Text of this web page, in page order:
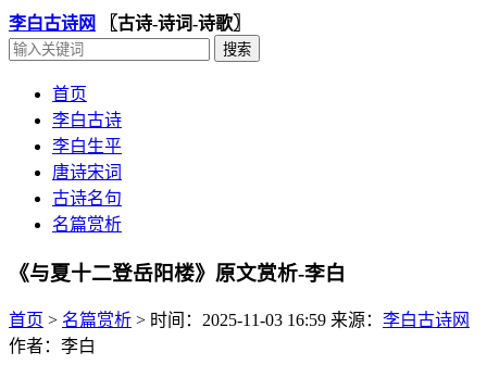
李白古诗网 〖古诗-诗词-诗歌〗
首页
李白古诗
李白生平
唐诗宋词
古诗名句
名篇赏析
《与夏十二登岳阳楼》原文赏析-李白
首页 > 名篇赏析 > 时间：2025-11-03 16:59 来源： 李白古诗网
作者：李白